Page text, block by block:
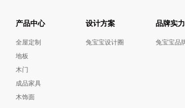
产品中心
全屋定制
地板
木门
成品家具
木饰面
设计方案
兔宝宝设计圈
品牌实力
兔宝宝品